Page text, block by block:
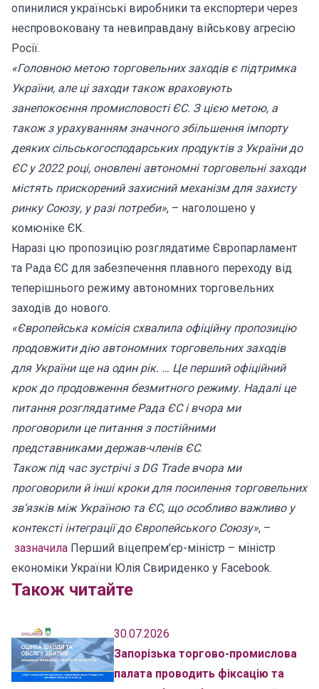
опинилися українські виробники та експортери через
неспровоковану та невиправдану військову агресію
Росії.
«Головною метою торговельних заходів є підтримка
України, але ці заходи також враховують
занепокоєння промисловості ЄС. З цією метою, а
також з урахуванням значного збільшення імпорту
деяких сільськогосподарських продуктів з України до
ЄС у 2022 році, оновлені автономні торговельні заходи
містять прискорений захисний механізм для захисту
ринку Союзу, у разі потреби», – наголошено у
комюніке ЄК.
Наразі цю пропозицію розглядатиме Європарламент
та Рада ЄС для забезпечення плавного переходу від
теперішнього режиму автономних торговельних
заходів до нового.
«Європейська комісія схвалила офіційну пропозицію
продовжити дію автономних торговельних заходів
для України ще на один рік. … Це перший офіційний
крок до продовження безмитного режиму. Надалі це
питання розглядатиме Рада ЄС і вчора ми
проговорили це питання з постійними
представниками держав-членів ЄС.
Також під час зустрічі з DG Trade вчора ми
проговорили й інші кроки для посилення торговельних
зв‘язків між Україною та ЄС, що особливо важливо у
контексті інтеграції до Європейського Союзу», –
зазначила Перший віцепрем’єр-міністр – міністр
економіки України Юлія Свириденко у Facebook.
Також читайте
30.07.2026
Запорізька торгово-промислова
палата проводить фіксацію та